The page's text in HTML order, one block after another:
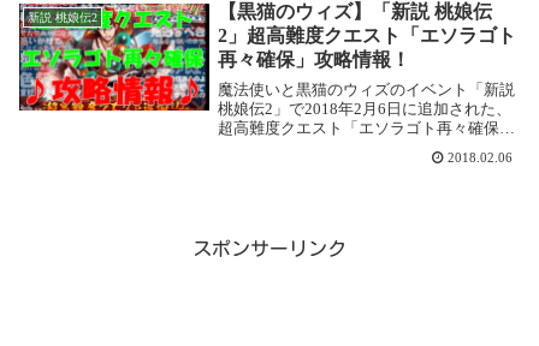
新説 桃娘伝2
【黒猫のウィズ】「新説 桃娘伝
2」超高難度クエスト「エソラゴト
再々確保」攻略情報！
魔法使いと黒猫のウィズのイベント「新説
桃娘伝2」で2018年2月6日に追加された、
超高難度クエスト「エソラゴト再々確保」
です。ドロップ精霊の性能が良いのと、結
2018.02.06
スポンサーリンク